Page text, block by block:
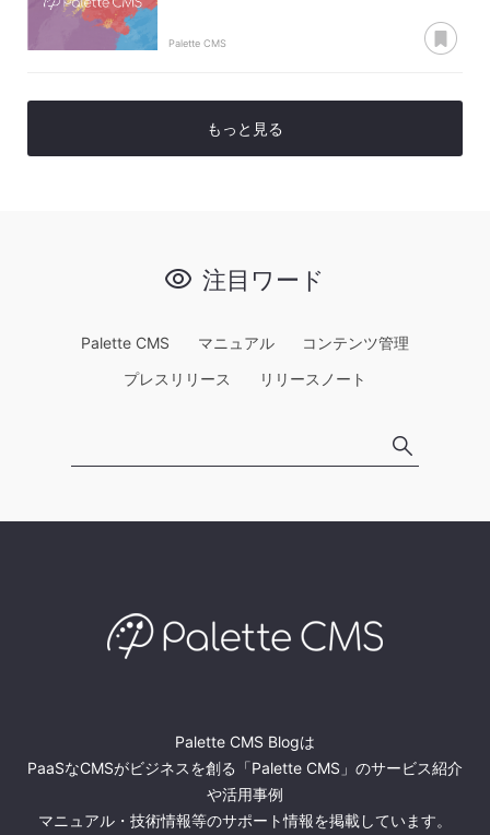
Palette CMS
もっと見る
注目ワード
Palette CMS マニュアル
コンテンツ管理
プレスリリース
リリースノート
Palette CMS Blogは
PaaSなCMSがビジネスを創る「Palette CMS」のサービス紹介
や活用事例
マニュアル・技術情報等のサポート情報を掲載しています。